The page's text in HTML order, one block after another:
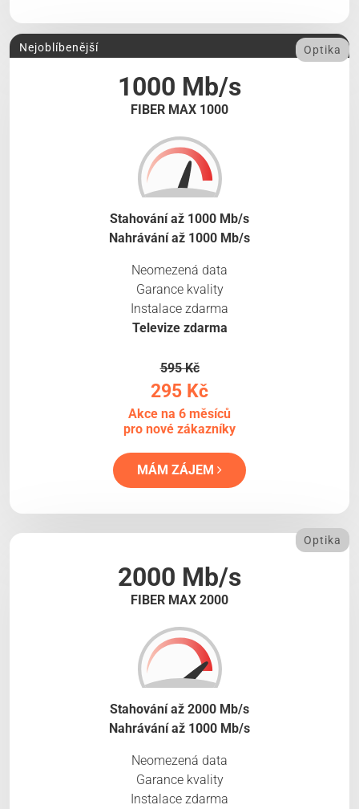
1000 Mb/s
FIBER MAX 1000
Nejoblíbenější Optika
Stahování až 1000 Mb/s
Nahrávání až 1000 Mb/s
Neomezená data
Garance kvality
Instalace zdarma
Televize zdarma
595 Kč
295 Kč
Akce na 6 měsíců
pro nové zákazníky
MÁM ZÁJEM
2000 Mb/s
FIBER MAX 2000
Optika
Stahování až 2000 Mb/s
Nahrávání až 1000 Mb/s
Neomezená data
Garance kvality
Instalace zdarma